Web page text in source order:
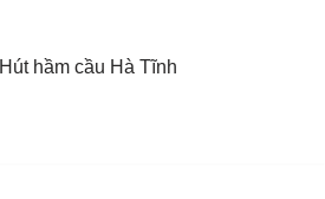
Hút hầm cầu Hà Tĩnh